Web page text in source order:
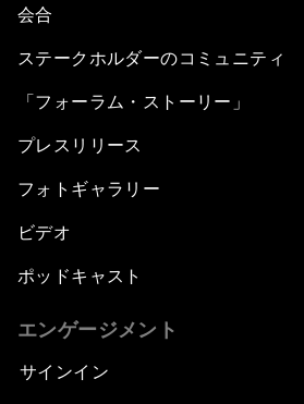
会合
ステークホルダーのコミュニティ
「フォーラム・ストーリー」
プレスリリース
フォトギャラリー
ビデオ
ポッドキャスト
エンゲージメント
サインイン